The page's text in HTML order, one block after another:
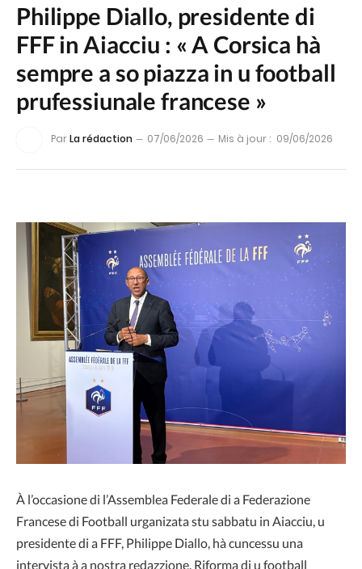
Philippe Diallo, presidente di
FFF in Aiacciu : « A Corsica hà
sempre a so piazza in u football
prufessiunale francese »
ParLa rédaction 07/06/2026 Mis à jour : 09/06/2026
À l’occasione di l’Assemblea Federale di a Federazione
Francese di Football urganizata stu sabbatu in Aiacciu, u
presidente di a FFF, Philippe Diallo, hà cuncessu una
intervista à a nostra redazzione. Riforma di u football